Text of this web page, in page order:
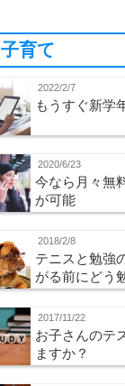
子育て
2022/2/7
もうすぐ新学
2020/6/23
今なら月々無
が可能
2018/2/8
テニスと勉強
がる前にどう
2017/11/22
お子さんのテ
ますか？